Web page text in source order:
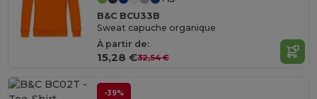
B&C BCU33B
Sweat capuche organique
À partir de:
15,28 €32,54 €
-39%